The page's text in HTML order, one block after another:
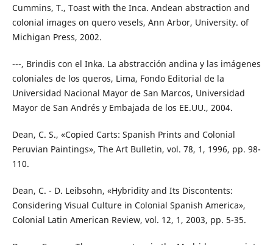
Cummins, T., Toast with the Inca. Andean abstraction and
colonial images on quero vesels, Ann Arbor, University. of
Michigan Press, 2002.
---, Brindis con el Inka. La abstracción andina y las imágenes
coloniales de los queros, Lima, Fondo Editorial de la
Universidad Nacional Mayor de San Marcos, Universidad
Mayor de San Andrés y Embajada de los EE.UU., 2004.
Dean, C. S., «Copied Carts: Spanish Prints and Colonial
Peruvian Paintings», The Art Bulletin, vol. 78, 1, 1996, pp. 98-
110.
Dean, C. - D. Leibsohn, «Hybridity and Its Discontents:
Considering Visual Culture in Colonial Spanish America»,
Colonial Latin American Review, vol. 12, 1, 2003, pp. 5-35.